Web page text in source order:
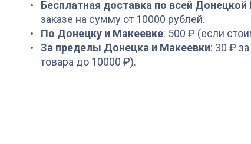
Бесплатная доставка по всей
заказе на сумму от 10000 рублей.
По Донецку и Макеевке: 500 ₽ (если
За пределы Донецка и Макеевки: 30 ₽
товара до 10000 ₽).